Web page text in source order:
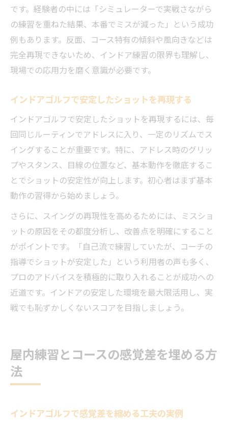
です。経験者の中には「シミュレーターで実戦さながら
の練習を重ねた結果、本番でミスが減った」という成功
例もあります。反面、コース特有の傾斜や風向きなどは
完全再現できないため、インドア練習の限界も理解し、
現場での応用力を磨く意識が必要です。
インドアゴルフで安定したショットを再現する
インドアゴルフで安定したショットを再現するには、毎
回同じルーティンでアドレスに入り、一定のリズムでス
イングすることが重要です。特に、アドレス時のグリッ
プやスタンス、目線の位置など、基本動作を徹底するこ
とでショットの安定性が向上します。初心者はまず基本
動作の習得から始めましょう。
さらに、スイングの再現性を高めるためには、ミスショ
ットの原因をその都度分析し、改善点を明確にすること
がポイントです。「自己流で練習していたが、コーチの
指導でショットが安定した」という利用者の声も多く、
プロのアドバイスを積極的に取り入れることが成功への
近道です。インドアの安定した環境を最大限活用し、実
戦でも恥ずかしくないスコアを目指しましょう。
屋内練習とコースの感覚差を埋める方
法
インドアゴルフで感覚差を縮める工夫の実例